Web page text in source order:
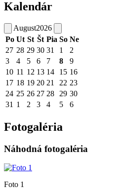
Kalendár
August2026
Po Ut St Št Pia So Ne
27 28 29 30 31 1
2
3
4 5 6 7 8
9
10 11 12 13 14 15 16
17 18 19 20 21 22 23
24 25 26 27 28 29 30
31 1 2 3 4 5 6
Fotogaléria
Náhodná fotogaléria
Foto 1